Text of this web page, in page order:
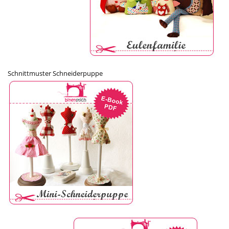
Schnittmuster Schneiderpuppe